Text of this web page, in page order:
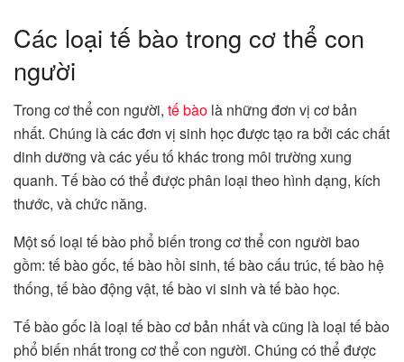
Các loại tế bào trong cơ thể con
người
Trong cơ thể con người, tế bào là những đơn vị cơ bản
nhất. Chúng là các đơn vị sinh học được tạo ra bởi các chất
dinh dưỡng và các yếu tố khác trong môi trường xung
quanh. Tế bào có thể được phân loại theo hình dạng, kích
thước, và chức năng.
Một số loại tế bào phổ biến trong cơ thể con người bao
gồm: tế bào gốc, tế bào hồi sinh, tế bào cấu trúc, tế bào hệ
thống, tế bào động vật, tế bào vi sinh và tế bào học.
Tế bào gốc là loại tế bào cơ bản nhất và cũng là loại tế bào
phổ biến nhất trong cơ thể con người. Chúng có thể được